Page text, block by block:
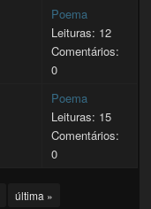
Poema
Leituras: 12
Comentários:
0
Poema
Leituras: 15
Comentários:
0
última »